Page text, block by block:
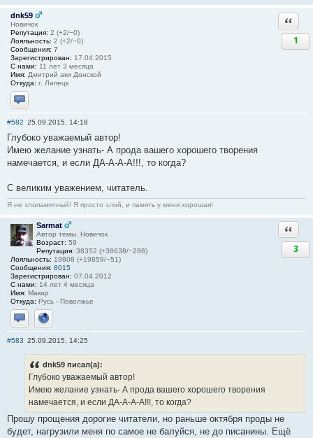
dnk59
Новичок
Репутация: 2 (+2/−0)
Лояльность: 2 (+2/−0)
Сообщения: 7
Зарегистрирован: 17.04.2015
С нами: 11 лет 3 месяца
Имя: Дмитрий аки Донской
Откуда: г. Липецк
Отправить личное сообщение
1
#582 25.09.2015, 14:18
Глубоко уважаемый автор!
Имею желание узнать- А прода вашего хорошего творения
намечается, и если ДА-А-А-А!!!, то когда?
С великим уважением, читатель.
Я не злопамятный! Я просто злой, и память у меня хорошая!
Sarmat
Автор темы, Новичок
Возраст: 59
Репутация: 38352 (+38638/−286)
Лояльность: 19808 (+19859/−51)
Сообщения: 8015
Зарегистрирован: 07.04.2012
С нами: 14 лет 4 месяца
Имя: Макар
Откуда: Русь - Поволжье
Отправить личное сообщение
Сайт
3
#583 25.09.2015, 14:25
dnk59 писал(а):
Глубоко уважаемый автор!
Имею желание узнать- А прода вашего хорошего творения
намечается, и если ДА-А-А-А!!!, то когда?
Прошу прощения дорогие читатели, но раньше октября проды не
будет, нагрузили меня по самое не балуйся, не до писанины. Ещё